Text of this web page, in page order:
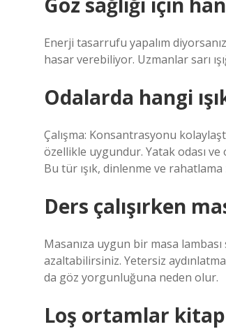
Enerji tasarrufu yapalım
hasar verebiliyor. Uzmanlar sarı
Odalarda hangi
Çalışma: Konsantrasyonu
özellikle uygundur. Yatak odası ve
Bu tür ışık, dinlenme ve
Ders çalışırken
Masanıza uygun bir masa
azaltabilirsiniz. Yetersiz
da göz yorgunluğuna neden olur.
Loş ortamlar